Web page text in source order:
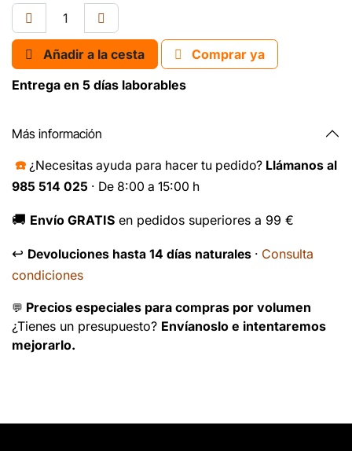
Añadir a la cesta
Comprar ya
Entrega en 5 días laborables
Más información
☎️ ¿Necesitas ayuda para hacer tu pedido? Llámanos al
985 514 025 · De 8:00 a 15:00 h
🚚 Envío GRATIS en pedidos superiores a 99 €
↩️ Devoluciones hasta 14 días naturales · Consulta
condiciones
💬 Precios especiales para compras por volumen
¿Tienes un presupuesto? Envíanoslo e intentaremos
mejorarlo.